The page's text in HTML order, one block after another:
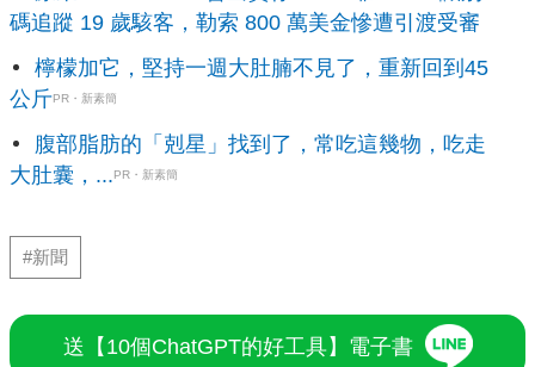
碼追蹤 19 歲駭客，勒索 800 萬美金慘遭引渡受審
檸檬加它，堅持一週大肚腩不見了，重新回到45
公斤PR・新素簡
腹部脂肪的「剋星」找到了，常吃這幾物，吃走
大肚囊，...PR・新素簡
#新聞
送【10個ChatGPT的好工具】電子書